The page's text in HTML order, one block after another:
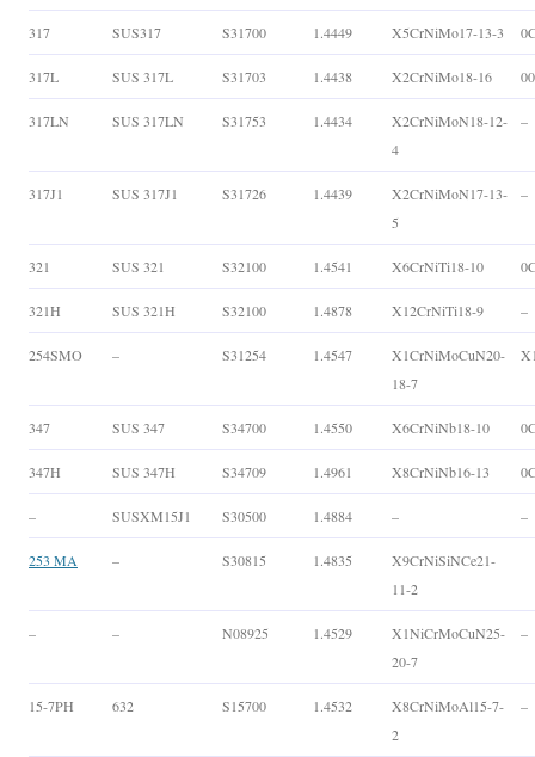
317 SUS317 S31700 1.4449 X5CrNiMo17-13-3
317L SUS 317L S31703 1.4438 X2CrNiMo18-16
317LN SUS 317LN S31753 1.4434
X2CrNiMoN18-12-
4
–
317J1 SUS 317J1 S31726 1.4439
X2CrNiMoN17-13-
5
–
321 SUS 321 S32100 1.4541 X6CrNiTi18-10
321H SUS 321H S32100 1.4878 X12CrNiTi18-9 –
254SMO – S31254 1.4547
X1CrNiMoCuN20-
18-7
347 SUS 347 S34700 1.4550 X6CrNiNb18-10
347H SUS 347H S34709 1.4961 X8CrNiNb16-13
– SUSXM15J1 S30500 1.4884 – –
253 MA – S30815 1.4835
X9CrNiSiNCe21-
11-2
– – N08925 1.4529
X1NiCrMoCuN25-
20-7
–
15-7PH 632 S15700 1.4532
X8CrNiMoAl15-7-
2
–